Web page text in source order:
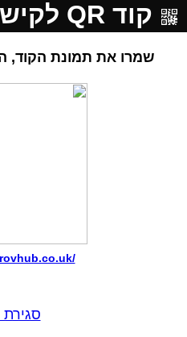
קוד QR לקישור
שמרו את תמונת הקוד,
סגירת